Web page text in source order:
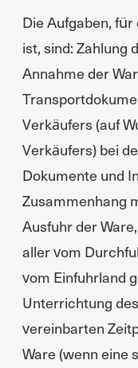
Die Aufgaben,
ist, sind: Zahlung
Annahme der
Verkäufers (auf
Verkäufers) bei
Dokumente und
Zusammenhang
Ausfuhr der
aller vom
vom Einfuhrland
Unterrichtung
vereinbarten
Ware (wenn eine